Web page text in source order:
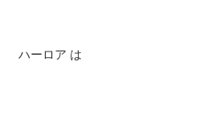
ハーロア は